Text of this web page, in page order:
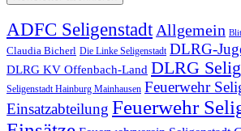
ADFC SeligenstadtAllgemein
Claudia Bicherl Die Linke Seligenstadt DLRG-
DLRG KV Offenbach-Land DLRG
Seligenstadt Hainburg Mainhausen Feuerwehr
Einsatzabteilung Feuerwehr